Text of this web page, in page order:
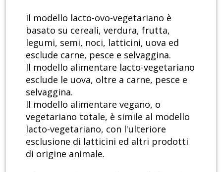
Il modello lacto-ovo-vegetariano è
basato su cereali, verdura, frutta,
legumi, semi, noci, latticini, uova ed
esclude carne, pesce e selvaggina.
Il modello alimentare lacto-vegetariano
esclude le uova, oltre a carne, pesce e
selvaggina.
Il modello alimentare vegano, o
vegetariano totale, è simile al modello
lacto-vegetariano, con l'ulteriore
esclusione di latticini ed altri prodotti
di origine animale.